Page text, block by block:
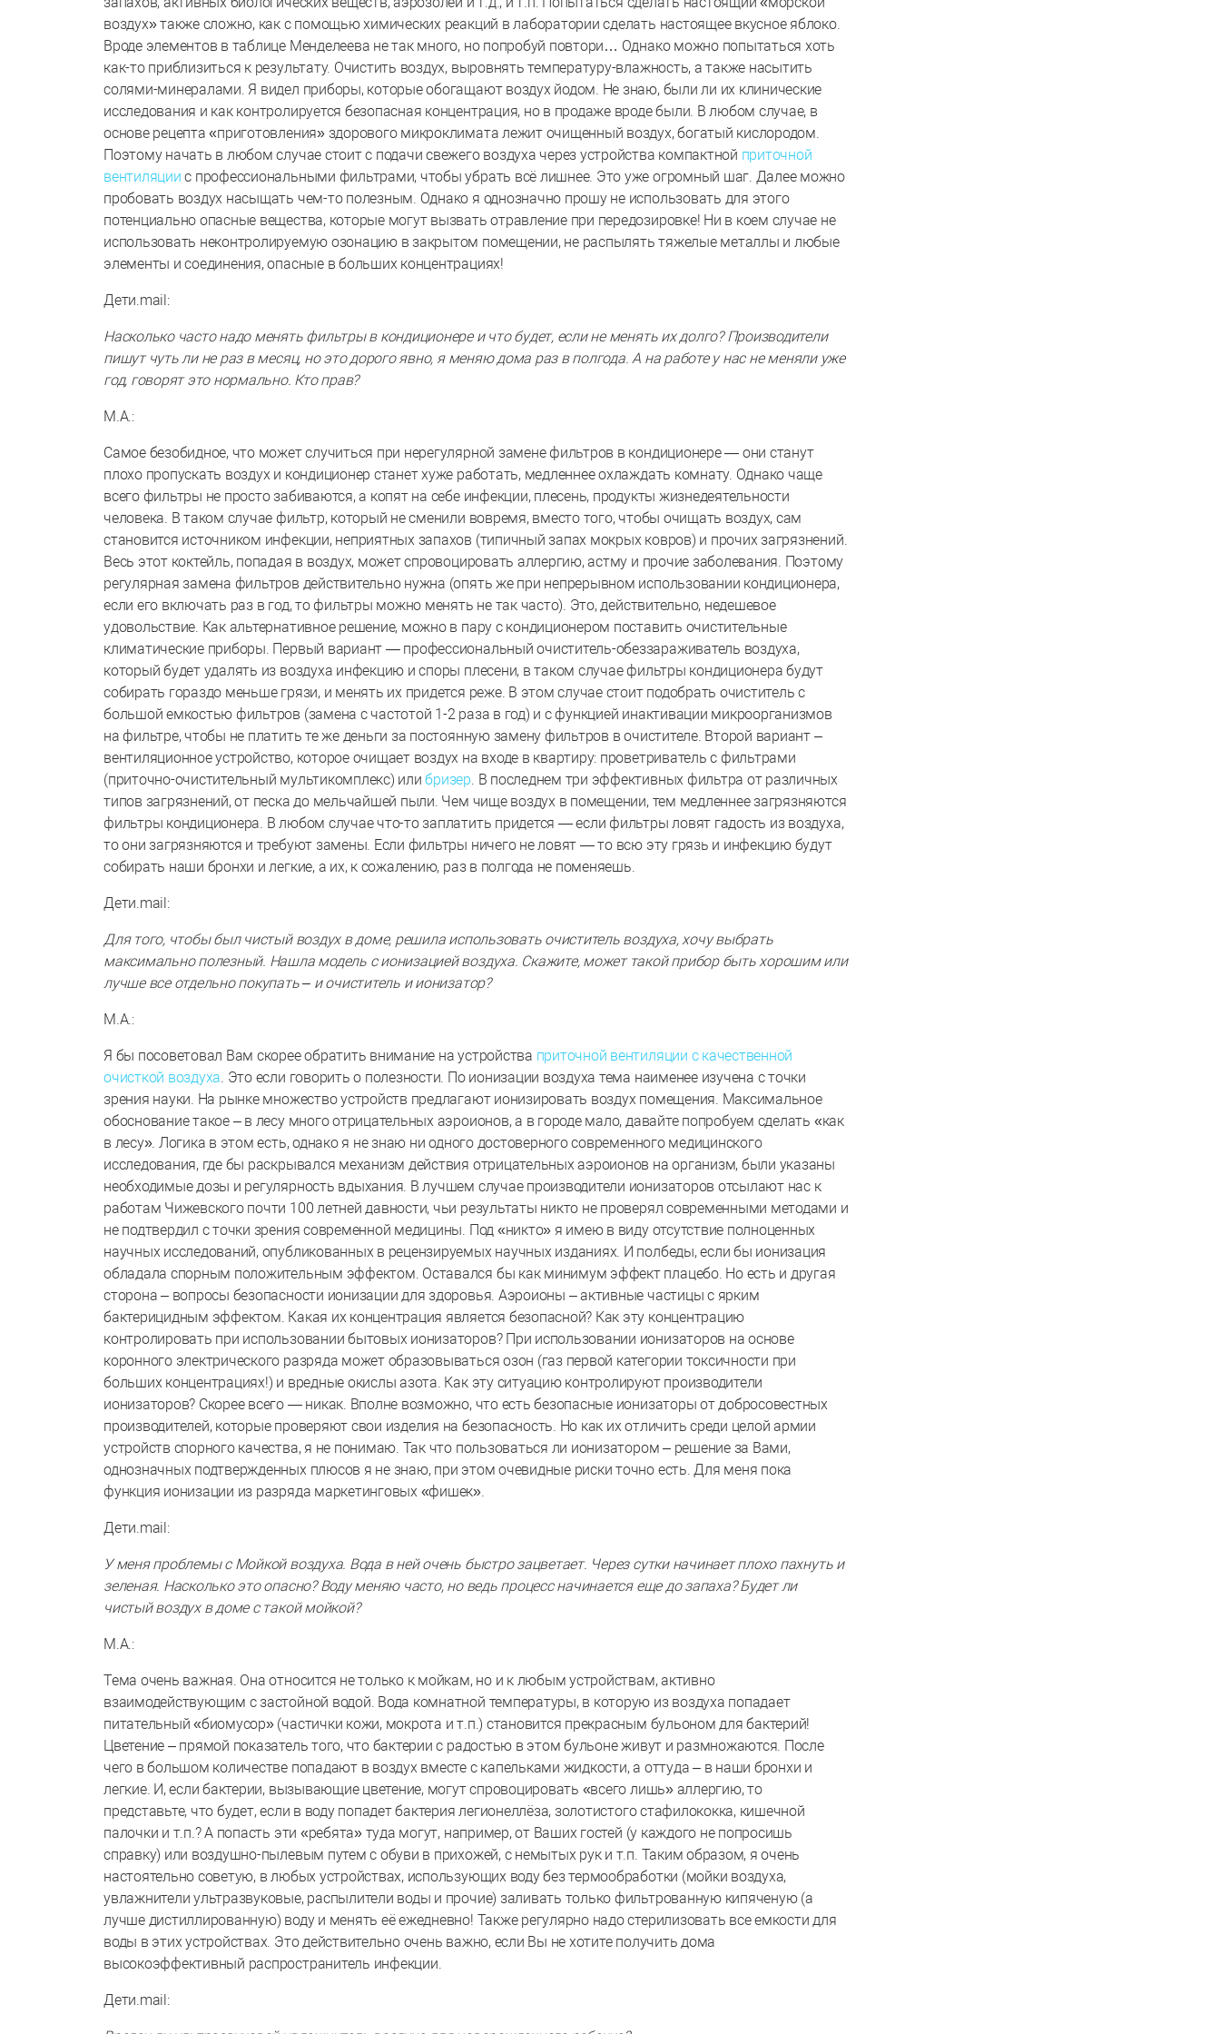
воздух» также сложно, как с помощью химических реакций в лаборатории сделать настоящее вкусное яблоко.
Вроде элементов в таблице Менделеева не так много, но попробуй повтори… Однако можно попытаться хоть
как-то приблизиться к результату. Очистить воздух, выровнять температуру-влажность, а также насытить
солями-минералами. Я видел приборы, которые обогащают воздух йодом. Не знаю, были ли их клинические
исследования и как контролируется безопасная концентрация, но в продаже вроде были. В любом случае, в
основе рецепта «приготовления» здорового микроклимата лежит очищенный воздух, богатый кислородом.
Поэтому начать в любом случае стоит с подачи свежего воздуха через устройства компактной приточной
вентиляции с профессиональными фильтрами, чтобы убрать всё лишнее. Это уже огромный шаг. Далее можно
пробовать воздух насыщать чем-то полезным. Однако я однозначно прошу не использовать для этого
потенциально опасные вещества, которые могут вызвать отравление при передозировке! Ни в коем случае не
использовать неконтролируемую озонацию в закрытом помещении, не распылять тяжелые металлы и любые
элементы и соединения, опасные в больших концентрациях!
Дети.mail:
Насколько часто надо менять фильтры в кондиционере и что будет, если не менять их долго? Производители
пишут чуть ли не раз в месяц, но это дорого явно, я меняю дома раз в полгода. А на работе у нас не меняли уже
год, говорят это нормально. Кто прав?
М.А.:
Самое безобидное, что может случиться при нерегулярной замене фильтров в кондиционере — они станут
плохо пропускать воздух и кондиционер станет хуже работать, медленнее охлаждать комнату. Однако чаще
всего фильтры не просто забиваются, а копят на себе инфекции, плесень, продукты жизнедеятельности
человека. В таком случае фильтр, который не сменили вовремя, вместо того, чтобы очищать воздух, сам
становится источником инфекции, неприятных запахов (типичный запах мокрых ковров) и прочих загрязнений.
Весь этот коктейль, попадая в воздух, может спровоцировать аллергию, астму и прочие заболевания. Поэтому
регулярная замена фильтров действительно нужна (опять же при непрерывном использовании кондиционера,
если его включать раз в год, то фильтры можно менять не так часто). Это, действительно, недешевое
удовольствие. Как альтернативное решение, можно в пару с кондиционером поставить очистительные
климатические приборы. Первый вариант — профессиональный очиститель-обеззараживатель воздуха,
который будет удалять из воздуха инфекцию и споры плесени, в таком случае фильтры кондиционера будут
собирать гораздо меньше грязи, и менять их придется реже. В этом случае стоит подобрать очиститель с
большой емкостью фильтров (замена с частотой 1-2 раза в год) и с функцией инактивации микроорганизмов
на фильтре, чтобы не платить те же деньги за постоянную замену фильтров в очистителе. Второй вариант –
вентиляционное устройство, которое очищает воздух на входе в квартиру: проветриватель с фильтрами
(приточно-очистительный мультикомплекс) или бризер. В последнем три эффективных фильтра от различных
типов загрязнений, от песка до мельчайшей пыли. Чем чище воздух в помещении, тем медленнее загрязняются
фильтры кондиционера. В любом случае что-то заплатить придется — если фильтры ловят гадость из воздуха,
то они загрязняются и требуют замены. Если фильтры ничего не ловят — то всю эту грязь и инфекцию будут
собирать наши бронхи и легкие, а их, к сожалению, раз в полгода не поменяешь.
Дети.mail:
Для того, чтобы был чистый воздух в доме, решила использовать очиститель воздуха, хочу выбрать
максимально полезный. Нашла модель с ионизацией воздуха. Скажите, может такой прибор быть хорошим или
лучше все отдельно покупать – и очиститель и ионизатор?
М.А.:
Я бы посоветовал Вам скорее обратить внимание на устройства приточной вентиляции с качественной
очисткой воздуха. Это если говорить о полезности. По ионизации воздуха тема наименее изучена с точки
зрения науки. На рынке множество устройств предлагают ионизировать воздух помещения. Максимальное
обоснование такое – в лесу много отрицательных аэроионов, а в городе мало, давайте попробуем сделать «как
в лесу». Логика в этом есть, однако я не знаю ни одного достоверного современного медицинского
исследования, где бы раскрывался механизм действия отрицательных аэроионов на организм, были указаны
необходимые дозы и регулярность вдыхания. В лучшем случае производители ионизаторов отсылают нас к
работам Чижевского почти 100 летней давности, чьи результаты никто не проверял современными методами и
не подтвердил с точки зрения современной медицины. Под «никто» я имею в виду отсутствие полноценных
научных исследований, опубликованных в рецензируемых научных изданиях. И полбеды, если бы ионизация
обладала спорным положительным эффектом. Оставался бы как минимум эффект плацебо. Но есть и другая
сторона – вопросы безопасности ионизации для здоровья. Аэроионы – активные частицы с ярким
бактерицидным эффектом. Какая их концентрация является безопасной? Как эту концентрацию
контролировать при использовании бытовых ионизаторов? При использовании ионизаторов на основе
коронного электрического разряда может образовываться озон (газ первой категории токсичности при
больших концентрациях!) и вредные окислы азота. Как эту ситуацию контролируют производители
ионизаторов? Скорее всего — никак. Вполне возможно, что есть безопасные ионизаторы от добросовестных
производителей, которые проверяют свои изделия на безопасность. Но как их отличить среди целой армии
устройств спорного качества, я не понимаю. Так что пользоваться ли ионизатором – решение за Вами,
однозначных подтвержденных плюсов я не знаю, при этом очевидные риски точно есть. Для меня пока
функция ионизации из разряда маркетинговых «фишек».
Дети.mail:
У меня проблемы с Мойкой воздуха. Вода в ней очень быстро зацветает. Через сутки начинает плохо пахнуть и
зеленая. Насколько это опасно? Воду меняю часто, но ведь процесс начинается еще до запаха? Будет ли
чистый воздух в доме с такой мойкой?
М.А.:
Тема очень важная. Она относится не только к мойкам, но и к любым устройствам, активно
взаимодействующим с застойной водой. Вода комнатной температуры, в которую из воздуха попадает
питательный «биомусор» (частички кожи, мокрота и т.п.) становится прекрасным бульоном для бактерий!
Цветение – прямой показатель того, что бактерии с радостью в этом бульоне живут и размножаются. После
чего в большом количестве попадают в воздух вместе с капельками жидкости, а оттуда – в наши бронхи и
легкие. И, если бактерии, вызывающие цветение, могут спровоцировать «всего лишь» аллергию, то
представьте, что будет, если в воду попадет бактерия легионеллёза, золотистого стафилококка, кишечной
палочки и т.п.? А попасть эти «ребята» туда могут, например, от Ваших гостей (у каждого не попросишь
справку) или воздушно-пылевым путем с обуви в прихожей, с немытых рук и т.п. Таким образом, я очень
настоятельно советую, в любых устройствах, использующих воду без термообработки (мойки воздуха,
увлажнители ультразвуковые, распылители воды и прочие) заливать только фильтрованную кипяченую (а
лучше дистиллированную) воду и менять её ежедневно! Также регулярно надо стерилизовать все емкости для
воды в этих устройствах. Это действительно очень важно, если Вы не хотите получить дома
высокоэффективный распространитель инфекции.
Дети.mail: